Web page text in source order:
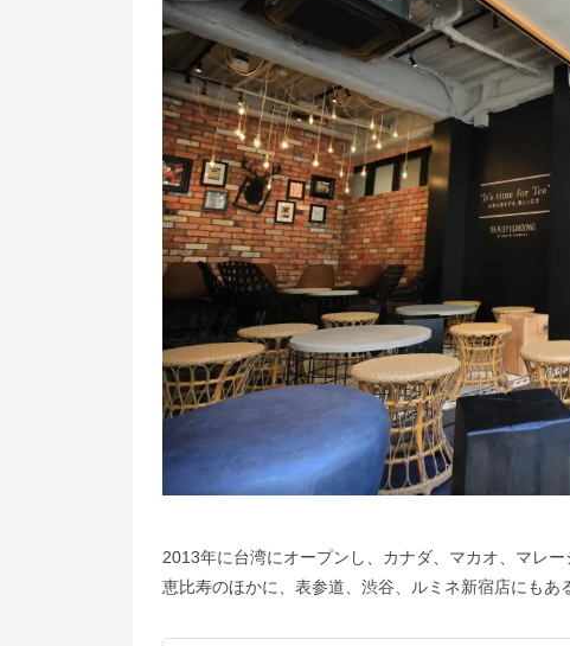
2013年に台湾にオープンし、カナダ、マカオ、マレ
恵比寿のほかに、表参道、渋谷、ルミネ新宿店にもあ